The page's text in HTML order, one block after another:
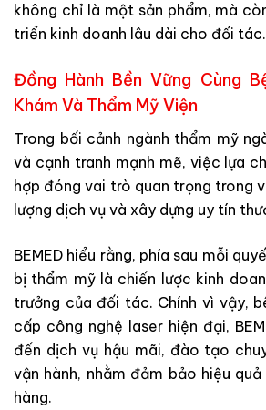
không chỉ là một sản phẩm, mà
triển kinh doanh lâu dài cho đối tác.
Đồng Hành Bền Vững Cùng
Khám Và Thẩm Mỹ Viện
Trong bối cảnh ngành thẩm mỹ
và cạnh tranh mạnh mẽ, việc lựa
hợp đóng vai trò quan trọng trong
lượng dịch vụ và xây dựng uy tín
BEMED hiểu rằng, phía sau mỗi
bị thẩm mỹ là chiến lược kinh
trưởng của đối tác. Chính vì vậy,
cấp công nghệ laser hiện đại,
đến dịch vụ hậu mãi, đào tạo
vận hành, nhằm đảm bảo hiệu
hàng.